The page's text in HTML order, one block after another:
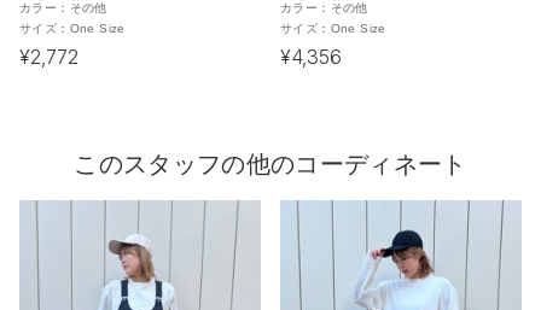
カラー： その他
サイズ： One Size
¥2,772
カラー： その他
サイズ： One Size
¥4,356
このスタッフの他のコーディネート